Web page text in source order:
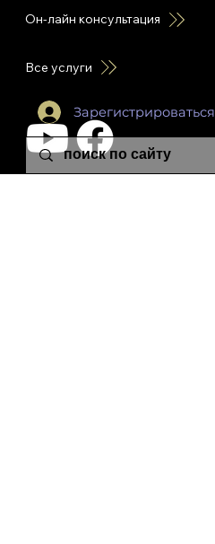
Он-лайн консультация
Все услуги
Зарегистрироваться